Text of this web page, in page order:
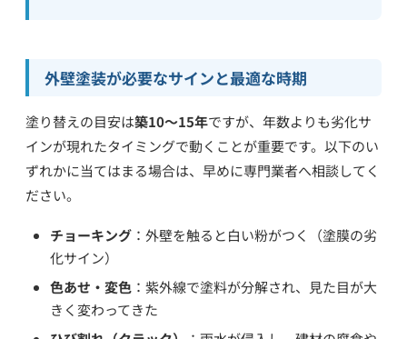
外壁塗装が必要なサインと最適な時期
塗り替えの目安は築10〜15年ですが、年数よりも劣化サ
インが現れたタイミングで動くことが重要です。以下のい
ずれかに当てはまる場合は、早めに専門業者へ相談してく
ださい。
チョーキング ：外壁を触ると白い粉がつく（塗膜の劣
化サイン）
色あせ・変色 ：紫外線で塗料が分解され、見た目が大
きく変わってきた